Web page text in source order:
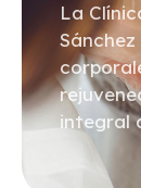
La
integral